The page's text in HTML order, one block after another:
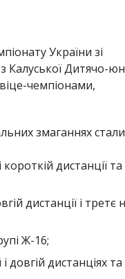
України зі
Калуської Дитячо-
чемпіонами,
змаганнях
дистанції
дистанції і третє
Ж-16;
довгій дистанціях